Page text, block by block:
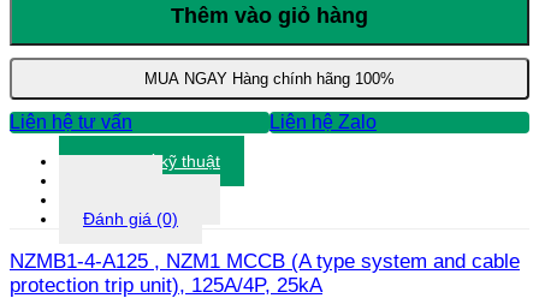
lượng
Thêm vào giỏ hàng
MUA NGAY Hàng chính hãng 100%
Liên hệ tư vấn Liên hệ Zalo
Thông số kỹ thuật
Đánh giá (0)
NZMB1-4-A125 , NZM1 MCCB (A type system and cable
protection trip unit), 125A/4P, 25kA